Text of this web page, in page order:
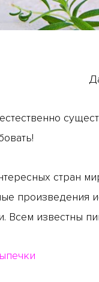
стран
произведения
Всем известны